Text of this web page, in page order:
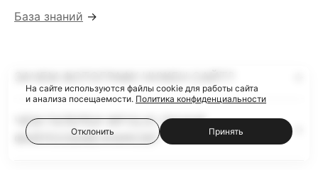
База знаний →
ЧЕМ ГАЛЕРЕИ WFOLIO ЛУЧШЕ
ФАЙЛООБМЕННИКОВ?
На сайте используются файлы cookie для работы сайта
и анализа посещаемости. Политика конфиденциальности
Отклонить Принять